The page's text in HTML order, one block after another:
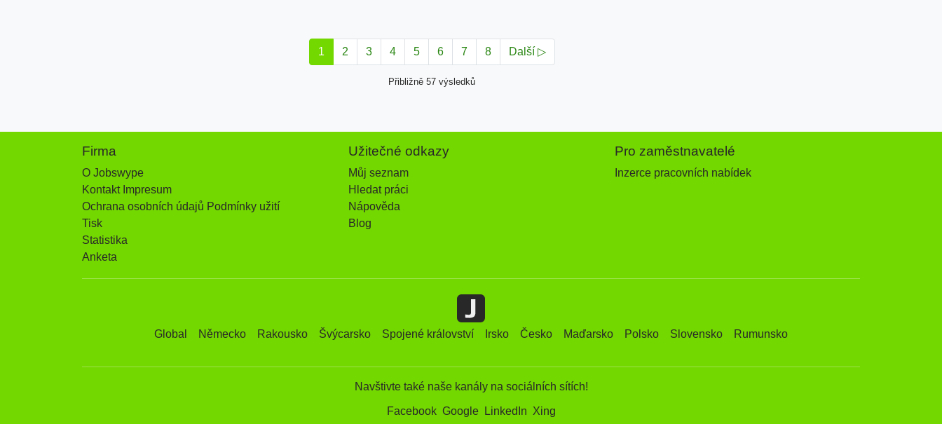
1 2 3 4 5 6 7 8 Další ▷
Přibližně 57 výsledků
Firma
O Jobswype
Kontakt Impresum
Ochrana osobních údajů Podmínky užití
Tisk
Statistika
Anketa
Užitečné odkazy
Můj seznam
Hledat práci
Nápověda
Blog
Pro zaměstnavatelé
Inzerce pracovních nabídek
Global Německo Rakousko Švýcarsko Spojené království Irsko Česko Maďarsko Polsko Slovensko Rumunsko
Navštivte také naše kanály na sociálních sítích!
Facebook Google LinkedIn Xing